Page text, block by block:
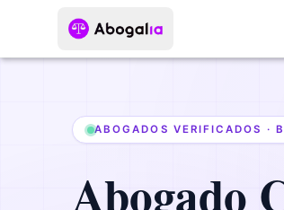
ABOGADOS VERIFICADOS ·
Abogado